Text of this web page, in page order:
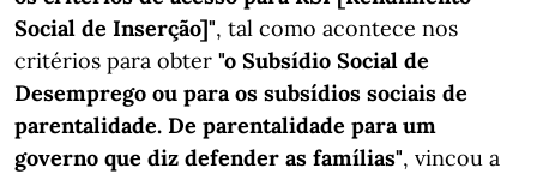
Social de Inserção]", tal como acontece nos
critérios para obter "o Subsídio Social de
Desemprego ou para os subsídios sociais de
parentalidade. De parentalidade para um
governo que diz defender as famílias", vincou a